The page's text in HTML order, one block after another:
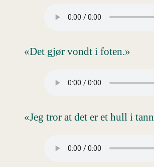
«Det gjør vondt i foten.»
«Jeg tror at det er et hull i